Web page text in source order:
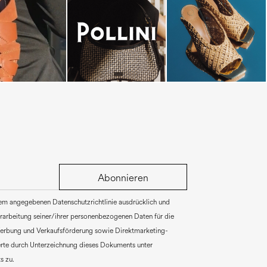
Abonnieren
angegebenen Datenschutzrichtlinie ausdrücklich und
seiner/ihrer personenbezogenen Daten für die
und Verkaufsförderung sowie Direktmarketing-
durch Unterzeichnung dieses Dokuments unter
zu.